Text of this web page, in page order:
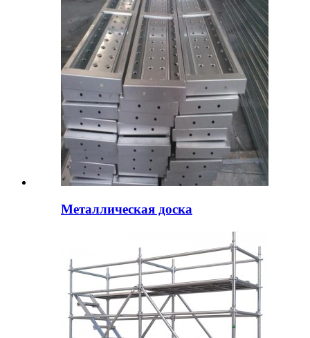
Металлическая доска